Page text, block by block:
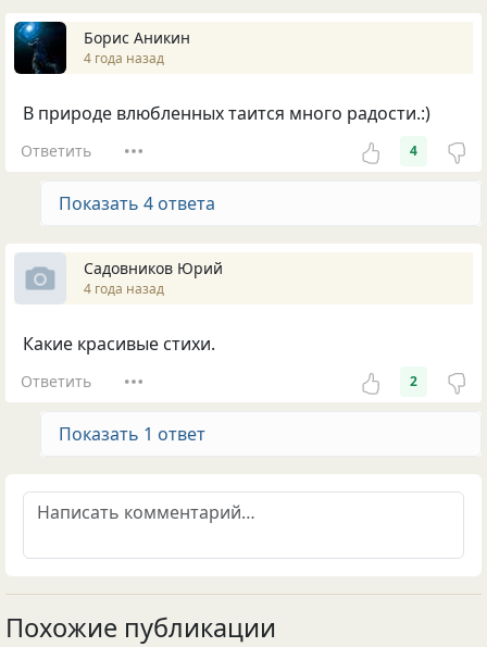
Борис Аникин
4 года назад
В природе влюбленных таится много радости.:)
Ответить 4
Показать 4 ответа
Садовников Юрий
4 года назад
Какие красивые стихи.
Ответить 2
Показать 1 ответ
Похожие публикации